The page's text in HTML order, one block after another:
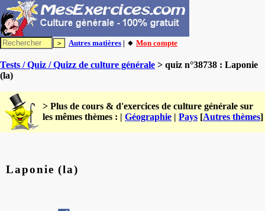
Autres matières | 🔸 Mon compte
Tests / Quiz / Quizz de culture générale > quiz n°38738 : Laponie
(la)
> Plus de cours & d'exercices de culture générale sur
les mêmes thèmes : | Géographie | Pays [Autres thèmes]
Laponie (la)